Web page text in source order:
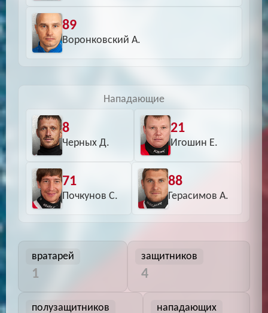
89
Воронковский А.
Нападающие
8
Черных Д.
21
Игошин Е.
71
Почкунов С.
88
Герасимов А.
вратарей
1
защитников
4
полузащитников нападающих